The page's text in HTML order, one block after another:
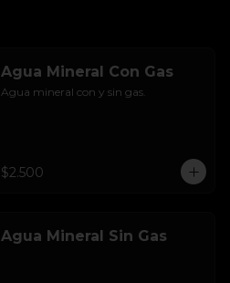
Agua Mineral Con Gas
Agua mineral con y sin gas.
$2.500
Agua Mineral Sin Gas